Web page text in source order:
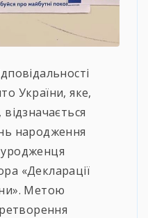
України, яке,
народження
«Декларації
Метою